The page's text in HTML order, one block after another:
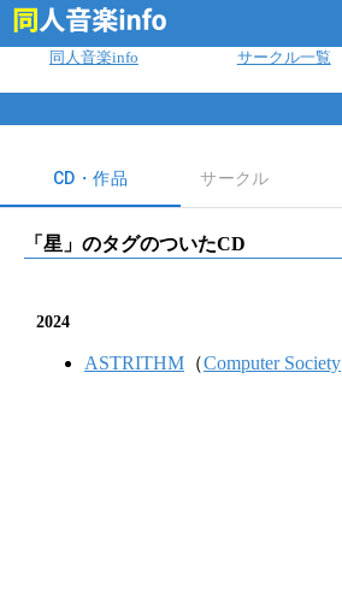
同人音楽info サークル一覧
CD・作品 サークル
「 星 」のタグのついたCD
2024
ASTRITHM （Computer Society